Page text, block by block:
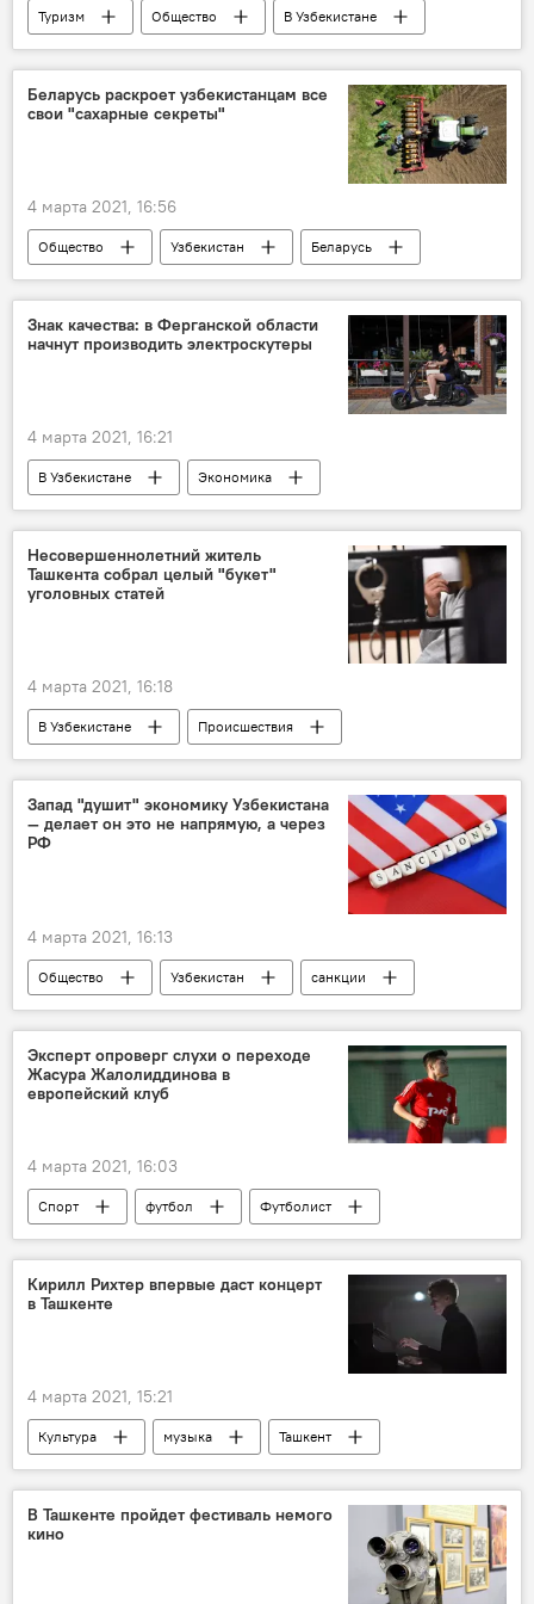
Туризм Общество
В Узбекистане
Авиакомпания Uzbekistan Airways
рейсы
Стамбул
Самарканд
Авиасообщение
Беларусь раскроет узбекистанцам все
свои "сахарные секреты"
4 марта 2021, 16:56
Общество Узбекистан
Беларусь
овощи
Сельское хозяйство
Знак качества: в Ферганской области
начнут производить электроскутеры
4 марта 2021, 16:21
В Узбекистане
Экономика
Общество
Постановление
велосипед
Несовершеннолетний житель
Ташкента собрал целый "букет"
уголовных статей
4 марта 2021, 16:18
В Узбекистане
Происшествия
ГУВД Ташкента
Ташкент
несовершеннолетние
Узбекистан
Запад "душит" экономику Узбекистана
— делает он это не напрямую, а через
РФ
4 марта 2021, 16:13
Общество Узбекистан
санкции
Россия
Эксперт опроверг слухи о переходе
Жасура Жалолиддинова в
европейский клуб
4 марта 2021, 16:03
Спорт футбол
Футболист
фанаты футбола
Узбекистан
Жасур Жалолиддинов
Кирилл Рихтер впервые даст концерт
в Ташкенте
4 марта 2021, 15:21
Культура музыка
Ташкент
Кирилл Рихтер
Концерт Россия
В Ташкенте пройдет фестиваль немого
кино